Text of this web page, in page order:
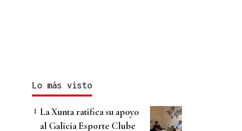
Lo más visto
La Xunta ratifica su apoyo
al Galicia Esporte Clube